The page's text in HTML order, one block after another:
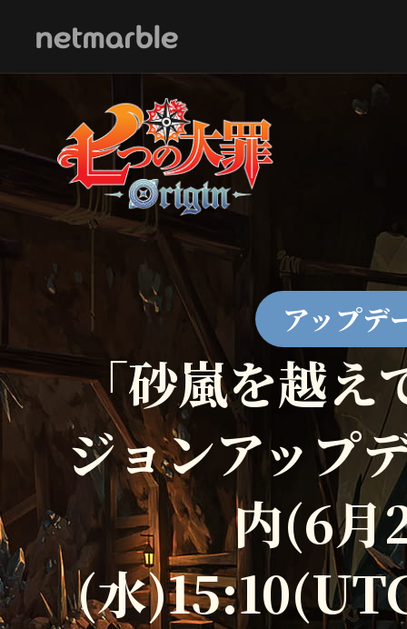
アップデ
「砂嵐を越え
ジョンアップ
内(6月
(水